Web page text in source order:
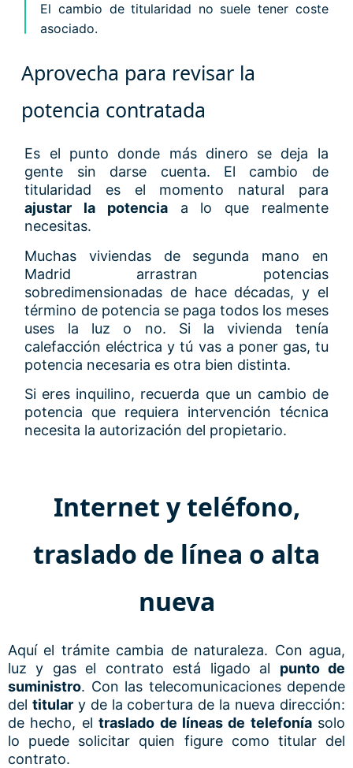
El cambio de titularidad no suele tener coste
asociado.
Aprovecha para revisar la
potencia contratada
Es el punto donde más dinero se deja la
gente sin darse cuenta. El cambio de
titularidad es el momento natural para
ajustar la potenciaa lo que realmente
necesitas.
Muchas viviendas de segunda mano en
Madrid arrastran potencias
sobredimensionadas de hace décadas, y el
término de potencia se paga todos los meses
uses la luz o no. Si la vivienda tenía
calefacción eléctrica y tú vas a poner gas, tu
potencia necesaria es otra bien distinta.
Si eres inquilino, recuerda que un cambio de
potencia que requiera intervención técnica
necesita la autorización del propietario.
Internet y teléfono,
traslado de línea o alta
nueva
Aquí el trámite cambia de naturaleza. Con agua,
luz y gas el contrato está ligado al punto de
suministro. Con las telecomunicaciones depende
del titulary de la cobertura de la nueva dirección:
de hecho, eltraslado de líneas de telefoníasolo
lo puede solicitar quien figure como titular del
contrato.